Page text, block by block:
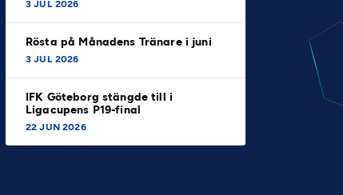
3 JUL 2026
Rösta på Månadens Tränare i juni
3 JUL 2026
IFK Göteborg stängde till i
Ligacupens P19-final
22 JUN 2026